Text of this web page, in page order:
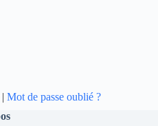
Mot de passe oublié ?